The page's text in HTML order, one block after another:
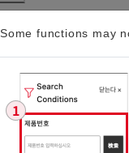
Some functions may
정보